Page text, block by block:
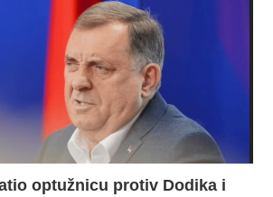
optužnicu protiv Dodika i